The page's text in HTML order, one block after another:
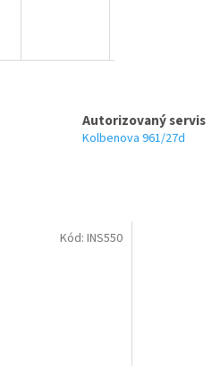
Autorizovaný servis
Kolbenova 961/27d
Kód: INS550